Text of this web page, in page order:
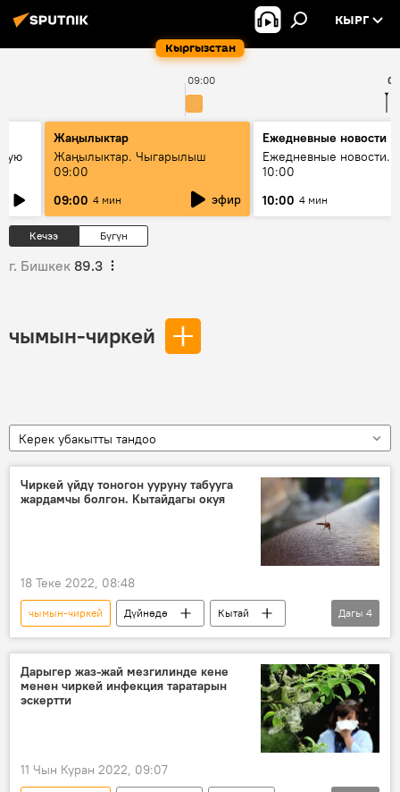
Кыргызстан
КЫРГ
09:00
Жаңылыктар
Жаңылыктар. Чыгарылыш
09:00
09:00 4 мин эфир
Ежедневные новости
Ежедневные новости.
10:00
10:00 4 мин
Кечээ Бүгүн
г. Бишкек 89.3
чымын-чиркей
Керек убакытты тандоо
Чиркей үйдү тоногон ууруну табууга
жардамчы болгон. Кытайдагы окуя
18 Теке 2022, 08:48
чымын-чиркей Дүйнөдө
Кытай
уурулук
кармоо
полиция
ДНК
Дагы 4
Дарыгер жаз-жай мезгилинде кене
менен чиркей инфекция таратарын
эскертти
11 Чын Куран 2022, 09:07